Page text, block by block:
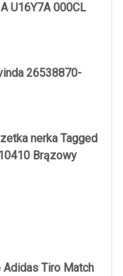
U16Y7A 000CL
26538870-
nerka Tagged
Brązowy
Adidas Tiro Match